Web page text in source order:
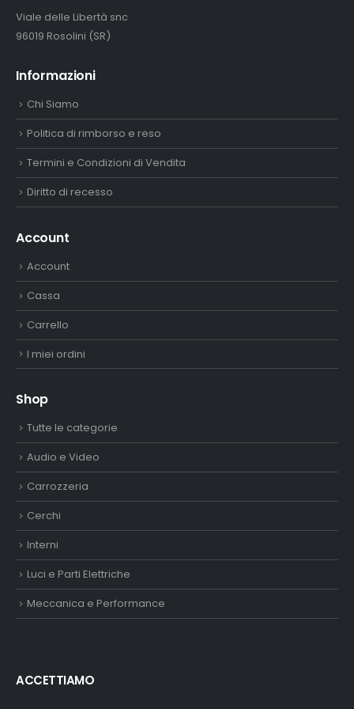
Viale delle Libertà snc
96019 Rosolini (SR)
Informazioni
Chi Siamo
Politica di rimborso e reso
Termini e Condizioni di Vendita
Diritto di recesso
Account
Account
Cassa
Carrello
I miei ordini
Shop
Tutte le categorie
Audio e Video
Carrozzeria
Cerchi
Interni
Luci e Parti Elettriche
Meccanica e Performance
ACCETTIAMO